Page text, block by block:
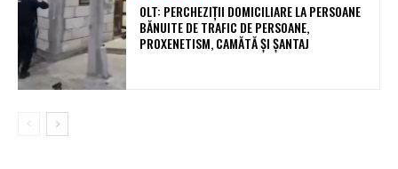
OLT: PERCHEZIŢII DOMICILIARE LA PERSOANE
BĂNUITE DE TRAFIC DE PERSOANE,
PROXENETISM, CAMĂTĂ ŞI ŞANTAJ